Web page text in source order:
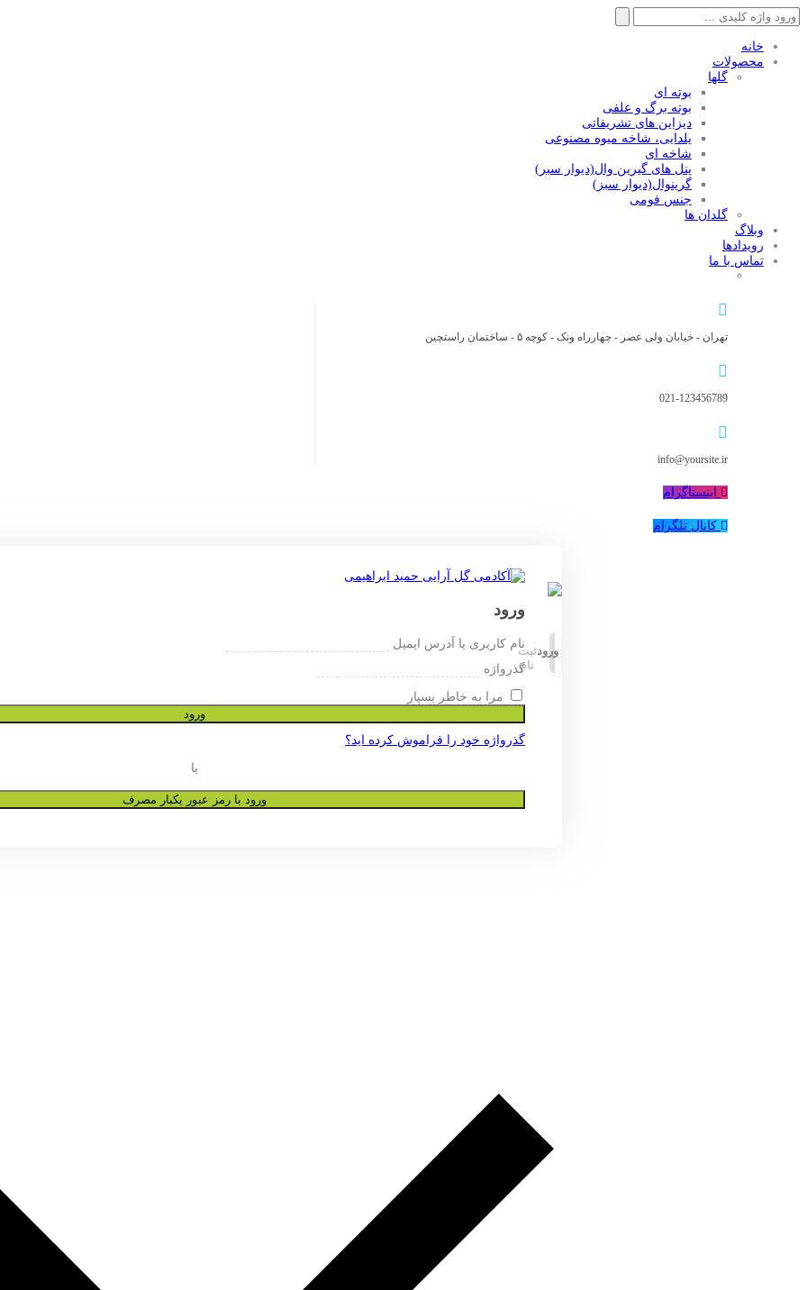
جستجو
برای:
خانه
محصولات
گلها
بوته ای
بوته برگ و علفی
دیزاین های تشریفاتی
یلدایی، شاخه میوه مصنوعی
شاخه ای
پنل های گیرین وال(دیوار سبر)
گرینوال(دیوار سبز)
جنس فومی
گلدان ها
وبلاگ
رویدادها
تماس با ما
تهران - خیابان ولی عصر - چهارراه ونک - کوچه ۵ - ساختمان راستچین
021-123456789
info@yoursite.ir
اینستاگرام
کانال تلگرام
ورودثبت
نام
ورود
نام کاربری یا آدرس ایمیل
گذرواژه
مرا به خاطر بسپار
ورود
گذرواژه خود را فراموش کرده اید؟
یا
ورود با رمز عبور یکبار مصرف